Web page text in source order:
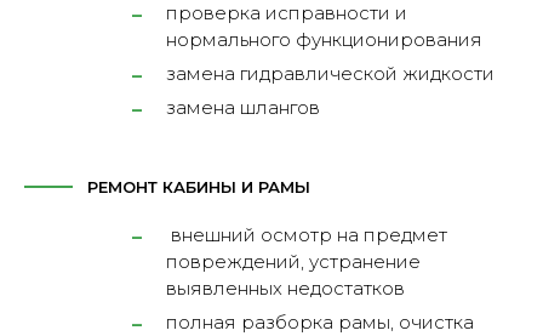
проверка исправности и
нормального функционирования
замена гидравлической жидкости
замена шлангов
РЕМОНТ КАБИНЫ И РАМЫ
внешний осмотр на предмет
повреждений, устранение
выявленных недостатков
полная разборка рамы, очистка